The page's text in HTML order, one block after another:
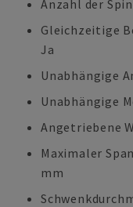
Anzahl der
Gleichzeitige
Ja
Unabhängige
Unabhängige
Angetriebene
Maximaler
mm